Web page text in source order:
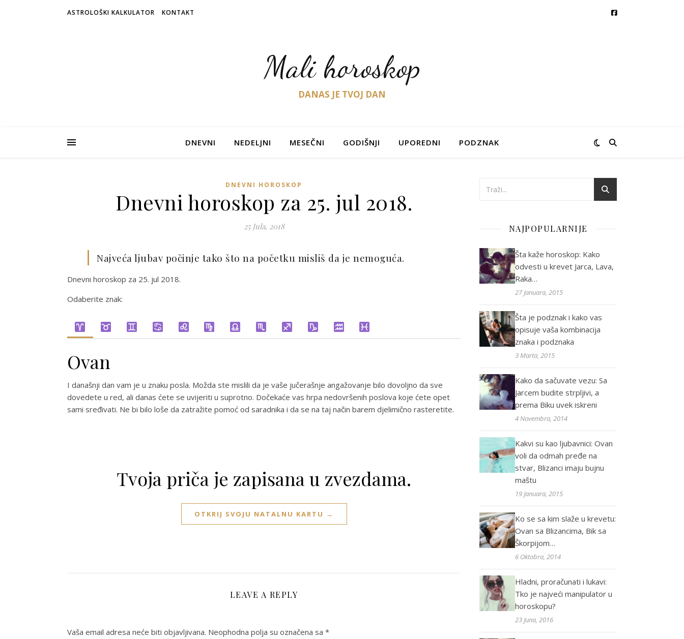
ASTROLOŠKI KALKULATOR KONTAKT
Mali horoskop
DANAS JE TVOJ DAN
DNEVNI NEDELJNI MESEČNI GODIŠNJI UPOREDNI PODZNAK
DNEVNI HOROSKOP
Dnevni horoskop za 25. jul 2018.
25 Jula, 2018
Najveća ljubav počinje tako što na početku misliš da je nemoguća.
Dnevni horoskop za 25. jul 2018.
Odaberite znak:
Ovan
I današnji dan vam je u znaku posla. Možda ste mislili da je vaše jučerašnje angažovanje bilo dovoljno da sve
dovedete u red, ali danas ćete se uvijeriti u suprotno. Dočekaće vas hrpa nedovršenih poslova koje ćete opet
sami sređivati. Ne bi bilo loše da zatražite pomoć od saradnika i da se na taj način barem djelimično rasteretite.
Tvoja priča je zapisana u zvezdama.
OTKRIJ SVOJU NATALNU KARTU →
LEAVE A REPLY
Vaša email adresa neće biti objavljivana. Neophodna polja su označena sa *
NAJPOPULARNIJE
Šta kaže horoskop: Kako
odvesti u krevet Jarca, Lava,
Raka…
27 Januara, 2015
Šta je podznak i kako vas
opisuje vaša kombinacija
znaka i podznaka
3 Marta, 2015
Kako da sačuvate vezu: Sa
Jarcem budite strpljivi, a
prema Biku uvek iskreni
4 Novembra, 2014
Kakvi su kao ljubavnici: Ovan
voli da odmah pređe na
stvar, Blizanci imaju bujnu
maštu
19 Januara, 2015
Ko se sa kim slaže u krevetu:
Ovan sa Blizancima, Bik sa
Škorpijom…
6 Oktobra, 2014
Hladni, proračunati i lukavi:
Tko je najveći manipulator u
horoskopu?
23 Juna, 2016